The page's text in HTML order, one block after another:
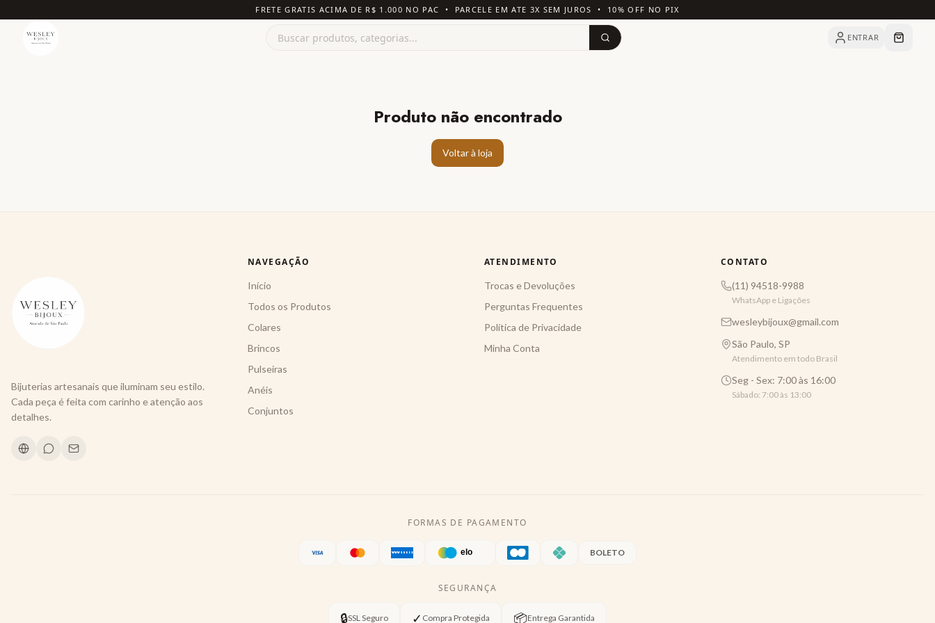
FRETE GRATIS ACIMA DE R$ 1.000 NO PAC • PARCELE EM ATE 3X SEM JUROS • 10% OFF NO PIX
ENTRAR
Produto não encontrado
Voltar à loja
Bijuterias artesanais que iluminam seu estilo.
Cada peça é feita com carinho e atenção aos
detalhes.
NAVEGAÇÃO
Início
Todos os Produtos
Colares
Brincos
Pulseiras
Anéis
Conjuntos
ATENDIMENTO
Trocas e Devoluções
Perguntas Frequentes
Política de Privacidade
Minha Conta
CONTATO
(11) 94518-9988
WhatsApp e Ligações
wesleybijoux@gmail.com
São Paulo, SP
Atendimento em todo Brasil
Seg - Sex: 7:00 às 16:00
Sábado: 7:00 às 13:00
FORMAS DE PAGAMENTO
BOLETO
SEGURANÇA
🔒SSL Seguro ✓ Compra Protegida 📦Entrega Garantida